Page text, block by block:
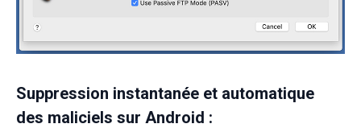
Suppression instantanée et automatique
des maliciels sur Android :